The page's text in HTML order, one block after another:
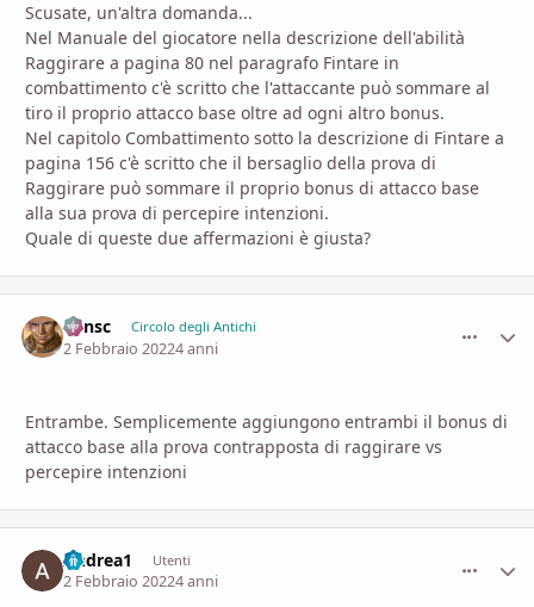
Scusate, un'altra domanda...
Nel Manuale del giocatore nella descrizione dell'abilità
Raggirare a pagina 80 nel paragrafo Fintare in
combattimento c'è scritto che l'attaccante può sommare al
tiro il proprio attacco base oltre ad ogni altro bonus.
Nel capitolo Combattimento sotto la descrizione di Fintare a
pagina 156 c'è scritto che il bersaglio della prova di
Raggirare può sommare il proprio bonus di attacco base
alla sua prova di percepire intenzioni.
Quale di queste due affermazioni è giusta?
Minsc Circolo degli Antichi
2 Febbraio 20224 anni
Entrambe. Semplicemente aggiungono entrambi il bonus di
attacco base alla prova contrapposta di raggirare vs
percepire intenzioni
Andrea1 Utenti
2 Febbraio 20224 anni